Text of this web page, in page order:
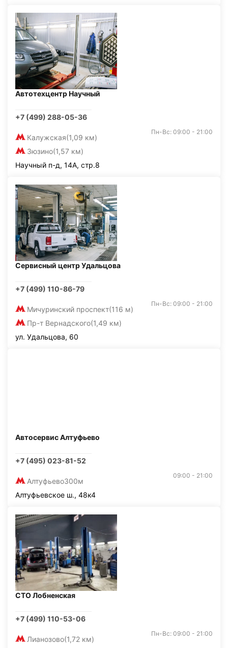
Автотехцентр Научный
+7 (499) 288-05-36
Калужская(1,09 км)
Зюзино(1,57 км)
Пн-Вс: 09:00 - 21:00
Научный п-д, 14А, стр.8
Сервисный центр Удальцова
+7 (499) 110-86-79
Мичуринский проспект(116 м)
Пр-т Вернадского(1,49 км)
Пн-Вс: 09:00 - 21:00
ул. Удальцова, 60
Автосервис Алтуфьево
+7 (495) 023-81-52
Алтуфьево300м
09:00 - 21:00
Алтуфьевское ш., 48к4
СТО Лобненская
+7 (499) 110-53-06
Лианозово(1,72 км)
Пн-Вс: 09:00 - 21:00